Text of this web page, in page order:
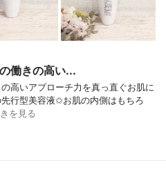
働きの高い...
高いアプローチ力を真っ直ぐお肌に
行型美容液✩お肌の内側はもちろ
を見る